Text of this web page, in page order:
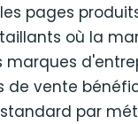
pages
où la
marques
de vente
par